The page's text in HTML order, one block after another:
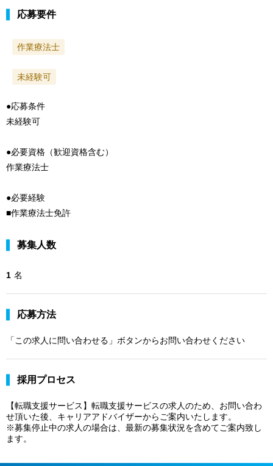
応募要件
作業療法士
未経験可
●応募条件
未経験可
●必要資格（歓迎資格含む）
作業療法士
●必要経験
■作業療法士免許
募集人数
1 名
応募方法
「この求人に問い合わせる」ボタンからお問い合わせください
採用プロセス
【転職支援サービス】転職支援サービスの求人のため、お問い合わ
せ頂いた後、キャリアアドバイザーからご案内いたします。
※募集停止中の求人の場合は、最新の募集状況を含めてご案内致し
ます。